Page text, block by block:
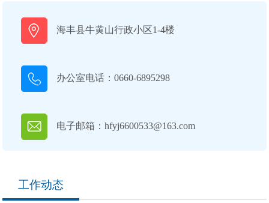
海丰县牛黄山行政小区1-4楼
办公室电话：0660-6895298
电子邮箱：hfyj6600533@163.com
工作动态